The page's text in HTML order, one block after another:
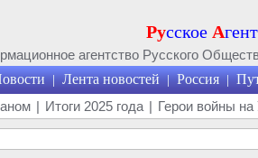
Русское А
агентство Русского
| Лента новостей | Россия |
| Итоги 2025 года | Герои войны на